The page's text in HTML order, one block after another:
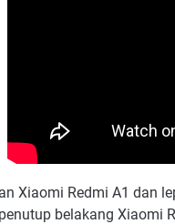
Xiaomi Redmi A1 dan
belakang Xiaomi